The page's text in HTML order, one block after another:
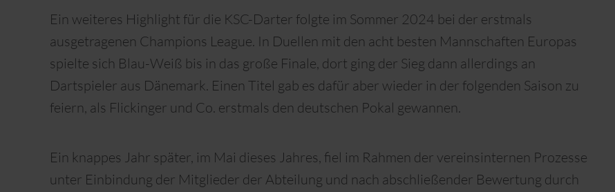
Ein weiteres Highlight für die KSC-Darter folgte im Sommer 2024 bei der erstmals
ausgetragenen Champions League. In Duellen mit den acht besten Mannschaften Europas
spielte sich Blau-Weiß bis in das große Finale, dort ging der Sieg dann allerdings an
Dartspieler aus Dänemark. Einen Titel gab es dafür aber wieder in der folgenden Saison zu
feiern, als Flickinger und Co. erstmals den deutschen Pokal gewannen.
Ein knappes Jahr später, im Mai dieses Jahres, fiel im Rahmen der vereinsinternen Prozesse
unter Einbindung der Mitglieder der Abteilung und nach abschließender Bewertung durch